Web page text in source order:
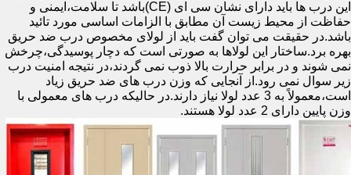
این درب ها باید دارای نشان سی ای (CE)باشد تا سلامت،ایمنی و
حفاظت از محیط زیست آن مطابق با الزامات اساسی مورد تائید
باشد.در حقیقت می توان گفت باید از لولای مخصوص درب ضد حریق
بهره برد.ساختار این لولاها به صورتی است که دچار پوسیدگی،چرخش
نمی شوند و در برابر حرارت بالا ذوب نمی گردند،در نتیجه امنیت درب
زیر سوال نمی رود.از آنجایی که وزن درب های ضد حریق زیاد
است،معمولاً به 3 عدد لولا نیاز دارند.در حالیکه درب های معمولی با
وزن پایین دارای 2 عدد لولا هستند.